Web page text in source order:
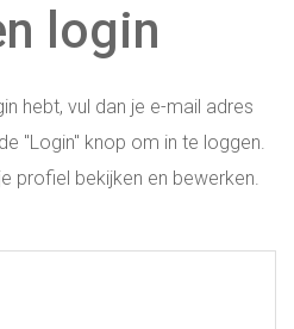
RECRUITMENT
login
hebt, vul dan je e-mail adres
"Login" knop om in te loggen.
profiel bekijken en bewerken.